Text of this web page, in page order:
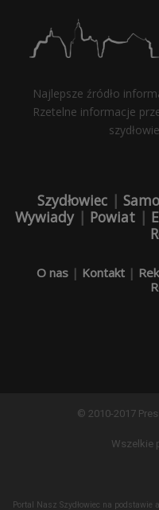
Najlepsze źródło
Rzetelne informacje
Szydłowiec |
Wywiady| Powiat |
O nas| Kontakt|
© 2010-2017
Wszelkie
Portal Nasz Szydłowiec na